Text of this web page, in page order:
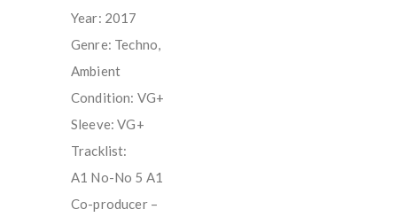
Year: 2017
Genre: Techno,
Ambient
Condition: VG+
Sleeve: VG+
Tracklist:
A1 No-No 5 A1
Co-producer –